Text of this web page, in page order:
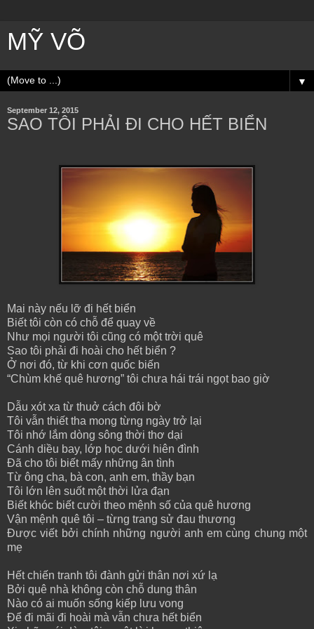
MỸ VÕ
▼
September 12, 2015
SAO TÔI PHẢI ĐI CHO HẾT BIỂN
Mai này nếu lỡ đi hết biển
Biết tôi còn có chỗ để quay về
Như mọi người tôi cũng có một trời quê
Sao tôi phải đi hoài cho hết biển ?
Ở nơi đó, từ khi cơn quốc biến
“Chùm khế quê hương” tôi chưa hái trái ngọt bao giờ
Dẫu xót xa từ thuở cách đôi bờ
Tôi vẫn thiết tha mong từng ngày trở lại
Tôi nhớ lắm dòng sông thời thơ dại
Cánh diều bay, lớp học dưới hiên đình
Đã cho tôi biết mấy những ân tình
Từ ông cha, bà con, anh em, thầy bạn
Tôi lớn lên suốt một thời lửa đạn
Biết khóc biết cười theo mệnh số của quê hương
Vận mệnh quê tôi – từng trang sử đau thương
Được viết bởi chính những người anh em cùng chung một
mẹ
Hết chiến tranh tôi đành gửi thân nơi xứ lạ
Bởi quê nhà không còn chỗ dung thân
Nào có ai muốn sống kiếp lưu vong
Để đi mãi đi hoài mà vẫn chưa hết biển